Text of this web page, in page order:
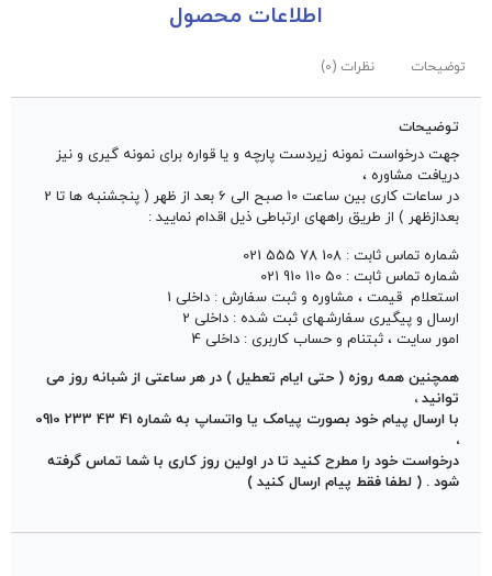
اطلاعات محصول
توضیحات نظرات (0)
توضیحات
جهت درخواست نمونه زیردست پارچه و یا قواره برای نمونه گیری و نیز
دریافت مشاوره ،
در ساعات کاری بین ساعت 10 صبح الی 6 بعد از ظهر ( پنجشنبه ها تا 2
بعدازظهر ) از طریق راههای ارتباطی ذیل اقدام نمایید :
شماره تماس ثابت : 108 78 555 021
شماره تماس ثابت : 50 110 910 021
استعلام قیمت ، مشاوره و ثبت سفارش : داخلی 1
ارسال و پیگیری سفارشهای ثبت شده : داخلی 2
امور سایت ، ثبتنام و حساب کاربری : داخلی 4
همچنین همه روزه ( حتی ایام تعطیل ) در هر ساعتی از شبانه روز می
توانید ،
با ارسال پیام خود بصورت پیامک یا واتساپ به شماره 41 43 233 0910
،
درخواست خود را مطرح کنید تا در اولین روز کاری با شما تماس گرفته
شود . ( لطفا فقط پیام ارسال کنید )